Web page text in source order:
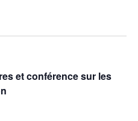
et conférence sur les